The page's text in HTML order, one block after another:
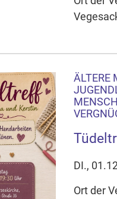
ÄLTERE
DI.,
Ort der